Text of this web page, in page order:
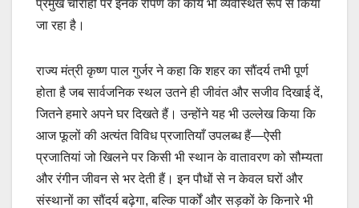
प्रमुख चौराहों पर इनके रोपण का कार्य भी व्यवस्थित रूप से किया
जा रहा है।
राज्य मंत्री कृष्ण पाल गुर्जर ने कहा कि शहर का सौंदर्य तभी पूर्ण
होता है जब सार्वजनिक स्थल उतने ही जीवंत और सजीव दिखाई दें,
जितने हमारे अपने घर दिखते हैं। उन्होंने यह भी उल्लेख किया कि
आज फूलों की अत्यंत विविध प्रजातियाँ उपलब्ध हैं—ऐसी
प्रजातियां जो खिलने पर किसी भी स्थान के वातावरण को सौम्यता
और रंगीन जीवन से भर देती हैं। इन पौधों से न केवल घरों और
संस्थानों का सौंदर्य बढ़ेगा, बल्कि पार्कों और सड़कों के किनारे भी